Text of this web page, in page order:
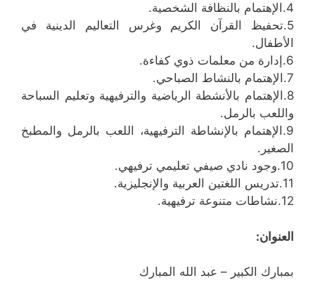
4.الإهتمام بالنظافة الشخصية.
5.تحفيظ القرآن الكريم وغرس التعاليم الدينية في
الأطفال.
6.إدارة من معلمات ذوي كفاءة.
7.الإهتمام بالنشاط الصباحي.
8.الإهتمام بالأنشطة الرياضية والترفيهية وتعليم السباحة
واللعب بالرمل.
9.الإهتمام بالإنشاطة الترفيهية، اللعب بالرمل والمطبخ
الصغير.
10.وجود نادي صيفي تعليمي ترفيهي.
11.تدريس اللغتين العربية والإنجليزية.
12.نشاطات متنوعة ترفيهية.
العنوان:
بمبارك الكبير – عبد الله المبارك